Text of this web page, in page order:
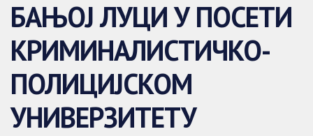
БАЊОЈ ЛУЦИ У ПОСЕТИ
КРИМИНАЛИСТИЧКО-
ПОЛИЦИЈСКОМ
УНИВЕРЗИТЕТУ